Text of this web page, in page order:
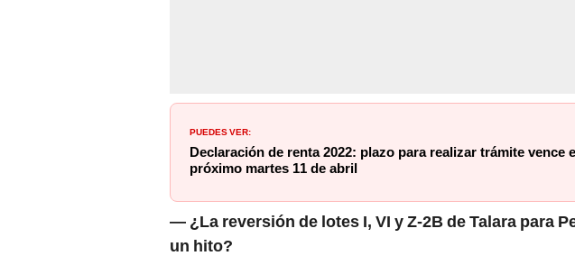
PUEDES VER:
Declaración de renta 2022: plazo para realizar trámite vence el
próximo martes 11 de abril
— ¿La reversión de lotes I, VI y Z-2B de Talara para
un hito?